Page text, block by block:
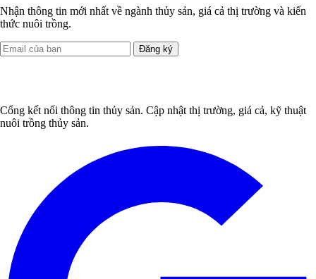
Nhận thông tin mới nhất về ngành thủy sản, giá cả thị trường và kiến
thức nuôi trồng.
Đăng ký
Cổng kết nối thông tin thủy sản. Cập nhật thị trường, giá cả, kỹ thuật
nuôi trồng thủy sản.